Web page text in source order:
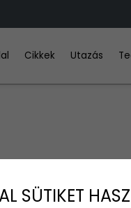
Cikkek Utazás
SÜTIKET